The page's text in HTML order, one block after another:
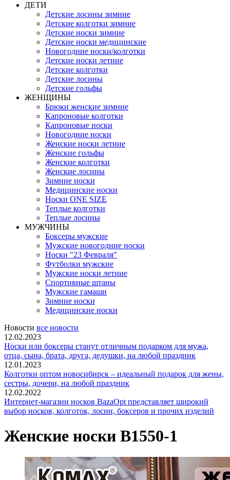
ДЕТИ
Детские лосины зимние
Детские колготки зимние
Детские носки зимние
Детские носки медицинские
Новогодние носки/колготки
Детские носки летние
Детские колготки
Детские лосины
Детские гольфы
ЖЕНЩИНЫ
Брюки женские зимние
Капроновые колготки
Капроновые носки
Новогодние носки
Женские носки летние
Женские гольфы
Женские колготки
Женские лосины
Зимние носки
Медицинские носки
Носки ONE SIZE
Теплые колготки
Теплые лосины
МУЖЧИНЫ
Боксеры мужские
Мужские новогодние носки
Носки "23 Февраля"
Футболки мужские
Мужские носки летние
Спортивные штаны
Мужские гамаши
Зимние носки
Медицинские носки
Новости все новости
12.02.2023
Носки или боксеры станут отличным подарком для мужа,
отца, сына, брата, друга, дедушки, на любой праздник
12.01.2023
Колготки оптом новосибирск – идеальный подарок для жены,
сестры, дочери, на любой праздник
12.02.2022
Интернет-магазин носков BazaOpt представляет широкий
выбор носков, колготок, лосин, боксеров и прочих изделий
Женские носки B1550-1